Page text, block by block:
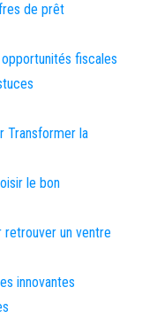
de prêt
fiscales
Transformer la
le bon
un ventre
innovantes